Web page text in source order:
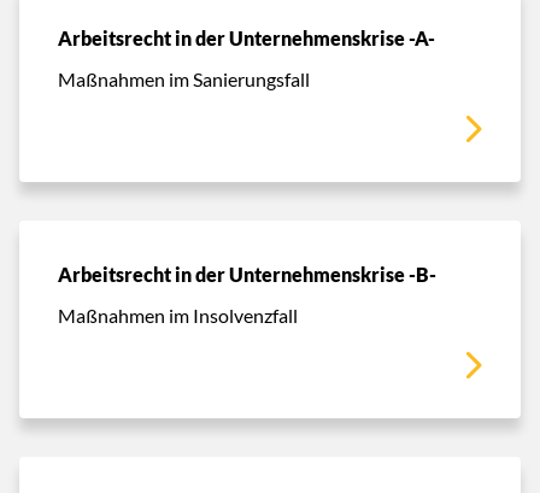
Arbeitsrecht in der Unternehmenskrise -A-
Maßnahmen im Sanierungsfall
Arbeitsrecht in der Unternehmenskrise -B-
Maßnahmen im Insolvenzfall